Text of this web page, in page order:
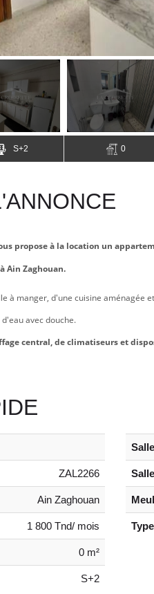
S+2 0
propose à la location un
à Ain Zaghouan.
à manger, d'une cuisine aménagée
avec douche.
central, de climatiseurs et
ZAL2266
Ain Zaghouan
1 800 Tnd/ mois
0 m²
S+2